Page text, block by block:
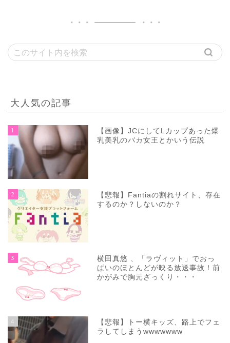
大人気の記事
1
【画像】JCにしてLカップあった爆
乳美乳のバカ女王とかいう伝説
2
【悲報】Fantiaの割れサイト、存在
するのか？しないのか？
3
横田真悠 、「ラヴィット」でおっ
ぱいのほとんどが映る放送事故！前
かがみで胸元ざっくり・・・
4
【悲報】トー横キッズ、路上でフェ
ラしてしまうwwwwwww